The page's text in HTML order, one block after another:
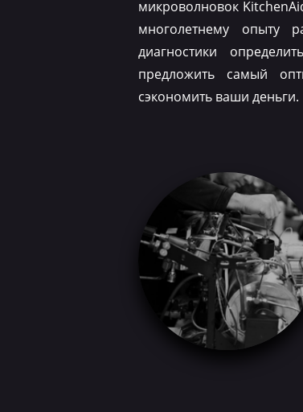
микроволновок
многолетнему опыту
диагностики
предложить самый
сэкономить ваши деньги.